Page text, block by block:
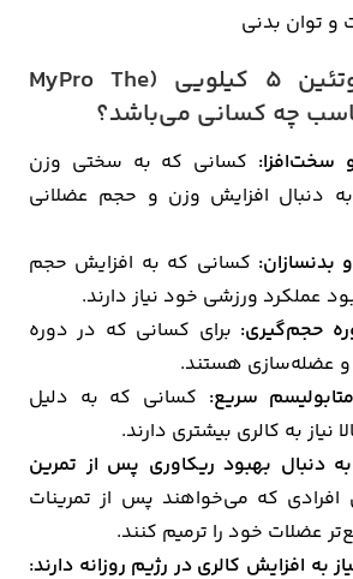
و توان بدنی
گینر مای پروتئین ۵ کیلویی (MyPro The
و سخت‌افزا: کسانی که به سختی وزن
دنبال افزایش وزن و حجم عضلانی
بدنسازان: کسانی که به افزایش حجم
عملکرد ورزشی خود نیاز دارند.
حجم‌گیری: برای کسانی که در دوره
و عضله‌سازی هستند.
سریع: کسانی که به دلیل
نیاز به کالری بیشتری دارند.
دنبال بهبود ریکاوری پس از تمرین
افرادی که می‌خواهند پس از تمرینات
عضلات خود را ترمیم کنند.
به افزایش کالری در رژیم روزانه دارند: